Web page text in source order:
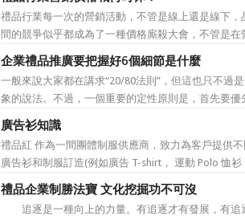
子化，配合企業內部的電子化生產管理系統，提高企
產、庫存、流通和資金等各個環節的效率。它具有結
動態性、社...
禮品行業每一次的營銷活動，不管是線上還是線下，
間的競爭似乎都成為了一種價格廝殺大會，不管是在
主題推廣之中、產品的介紹之中還是旗艦店的推廣之
度最低”、“全網最低”等字眼標牌出處皆是。禮品公司
費者的目光鎖定在了價格之上。禮品行業的營銷價格
何時可以休止？...
企業禮品推廣要把握好6個細節是什麼
一般來說大家都在講求“20/80法則”，但這也只不過
象的說法。不過，一個重要的定性原則是，首先要優
縣級渠道成員，而後再兼顧地市級經銷商，最好是把
積極性都調動起來。在這些禮品發放的過程中，在時
機交錯上也要給與較多地考慮。從目前潤滑油產品推
見形式來看，...
廣告衫知識
禮品紅 作為一間團體制服供應商，致力為客戶提供
廣告衫和制服訂造(例如廣告 T-shirt， 運動 Polo 恤衫
背心，風褸外套禮品，訂造球衣等)，從公司員工制服
同宣傳活動用的制服。禮品紅都可以為客戶度身...
禮品企業制勝法寶 文化挖掘功不可沒
追逐是一種向上的力量。有追逐才有發展，有追